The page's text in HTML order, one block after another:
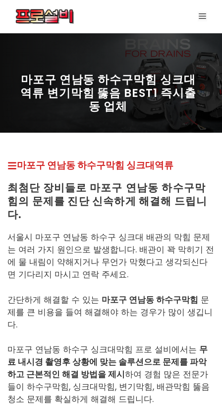
츠
메
마포구 연남동 하수구막힘 싱크대
역류 변기막힘 뚫음 BEST1 즉시출
동 업체
마포구 연남동 하수구막힘 싱크대역류
최첨단 장비들로 마포구 연남동하수구막
힘의 문제를 진단 신속하게 해결해 드립니
다.
서울시 마포구 연남동 하수구 싱크대 배관의 막힘 문제
는 여러 가지 원인으로 발생합니다. 배관이 꽉 막히기 전
에 물 내림이 약해지거나 무언가 막혔다고 생각되신다
면 기다리지 마시고 연락 주세요.
간단하게 해결할 수 있는 마포구 연남동 하수구막힘 문
제를 큰 비용을 들여 해결해야 하는 경우가 많이 생깁니
다.
마포구 연남동 하수구 싱크대막힘 프로 설비에서는 무
료 내시경 촬영후 상황에 맞는 솔루션으로 문제를 파악
하고 근본적인 해결 방법을 제시하여 경험 많은 전문가
들이 하수구막힘, 싱크대막힘, 변기막힘, 배관막힘 뚫음
청소 문제를 확실하게 해결해 드립니다.